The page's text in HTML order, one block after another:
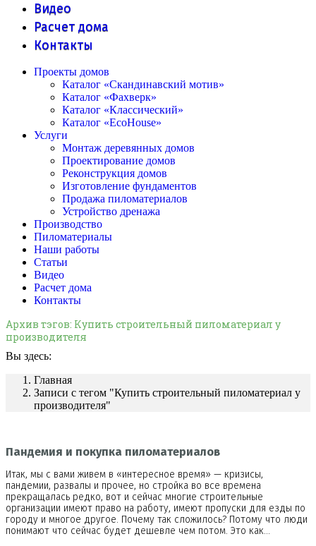
Видео
Расчет дома
Контакты
Проекты домов
Каталог «Скандинавский мотив»
Каталог «Фахверк»
Каталог «Классический»
Каталог «EcoHouse»
Услуги
Монтаж деревянных домов
Проектирование домов
Реконструкция домов
Изготовление фундаментов
Продажа пиломатериалов
Устройство дренажа
Производство
Пиломатериалы
Наши работы
Статьи
Видео
Расчет дома
Контакты
Архив тэгов: Купить строительный пиломатериал у
производителя
Вы здесь:
Главная
Записи с тегом "Купить строительный пиломатериал у
производителя"
Пандемия и покупка пиломатериалов
Итак, мы с вами живем в «интересное время» — кризисы,
пандемии, развалы и прочее, но стройка во все времена
прекращалась редко, вот и сейчас многие строительные
организации имеют право на работу, имеют пропуски для езды по
городу и многое другое. Почему так сложилось? Потому что люди
понимают что сейчас будет дешевле чем потом. Это как…